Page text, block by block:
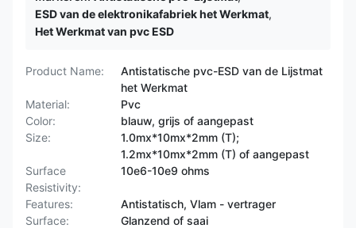
ESD van de elektronikafabriek het Werkmat,
Het Werkmat van pvc ESD
Product Name:
Antistatische pvc-ESD van de Lijstmat
het Werkmat
Material:
Pvc
Color:
blauw, grijs of aangepast
Size:
1.0mx*10mx*2mm (T);
1.2mx*10mx*2mm (T) of aangepast
Surface
Resistivity:
10e6-10e9 ohms
Features:
Antistatisch, Vlam - vertrager
Surface:
Glanzend of saai